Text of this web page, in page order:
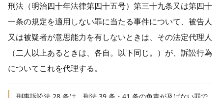
刑法（明治四十年法律第四十五号）第三十九条又は第四十
一条の規定を適用しない罪に当たる事件について、被告人
又は被疑者が意思能力を有しないときは、その法定代理人
（二人以上あるときは、各自。以下同じ。）が、訴訟行為
についてこれを代理する。